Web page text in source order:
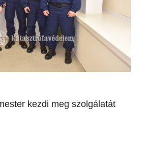
kezdi meg szolgálatát